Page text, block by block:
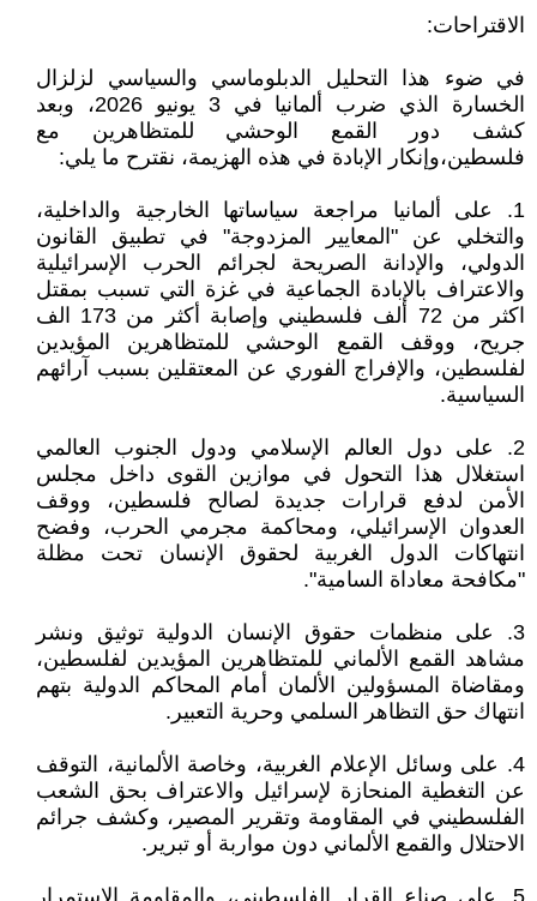
الاقتراحات:
في ضوء هذا التحليل الدبلوماسي والسياسي لزلزال
الخسارة الذي ضرب ألمانيا في 3 يونيو 2026، وبعد
كشف دور القمع الوحشي للمتظاهرين مع
فلسطين،وإنكار الإبادة في هذه الهزيمة، نقترح ما يلي:
1. على ألمانيا مراجعة سياساتها الخارجية والداخلية،
والتخلي عن "المعايير المزدوجة" في تطبيق القانون
الدولي، والإدانة الصريحة لجرائم الحرب الإسرائيلية
والاعتراف بالإبادة الجماعية في غزة التي تسبب بمقتل
اكثر من 72 ألف فلسطيني وإصابة أكثر من 173 الف
جريح، ووقف القمع الوحشي للمتظاهرين المؤيدين
لفلسطين، والإفراج الفوري عن المعتقلين بسبب آرائهم
السياسية.
2. على دول العالم الإسلامي ودول الجنوب العالمي
استغلال هذا التحول في موازين القوى داخل مجلس
الأمن لدفع قرارات جديدة لصالح فلسطين، ووقف
العدوان الإسرائيلي، ومحاكمة مجرمي الحرب، وفضح
انتهاكات الدول الغربية لحقوق الإنسان تحت مظلة
"مكافحة معاداة السامية".
3. على منظمات حقوق الإنسان الدولية توثيق ونشر
مشاهد القمع الألماني للمتظاهرين المؤيدين لفلسطين،
ومقاضاة المسؤولين الألمان أمام المحاكم الدولية بتهم
انتهاك حق التظاهر السلمي وحرية التعبير.
4. على وسائل الإعلام الغربية، وخاصة الألمانية، التوقف
عن التغطية المنحازة لإسرائيل والاعتراف بحق الشعب
الفلسطيني في المقاومة وتقرير المصير، وكشف جرائم
الاحتلال والقمع الألماني دون مواربة أو تبرير.